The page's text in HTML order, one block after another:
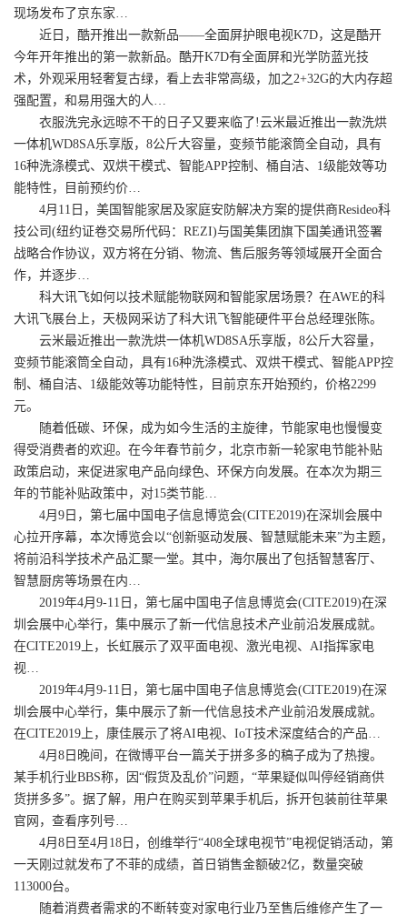
现场发布了京东家…
近日，酷开推出一款新品——全面屏护眼电视K7D，这是酷开
今年开年推出的第一款新品。酷开K7D有全面屏和光学防蓝光技
术，外观采用轻奢复古绿，看上去非常高级，加之2+32G的大内存超
强配置，和易用强大的人…
衣服洗完永远晾不干的日子又要来临了!云米最近推出一款洗烘
一体机WD8SA乐享版，8公斤大容量，变频节能滚筒全自动，具有
16种洗涤模式、双烘干模式、智能APP控制、桶自洁、1级能效等功
能特性，目前预约价…
4月11日，美国智能家居及家庭安防解决方案的提供商Resideo科
技公司(纽约证卷交易所代码：REZI)与国美集团旗下国美通讯签署
战略合作协议，双方将在分销、物流、售后服务等领域展开全面合
作，并逐步…
科大讯飞如何以技术赋能物联网和智能家居场景？在AWE的科
大讯飞展台上，天极网采访了科大讯飞智能硬件平台总经理张陈。
云米最近推出一款洗烘一体机WD8SA乐享版，8公斤大容量，
变频节能滚筒全自动，具有16种洗涤模式、双烘干模式、智能APP控
制、桶自洁、1级能效等功能特性，目前京东开始预约，价格2299
元。
随着低碳、环保，成为如今生活的主旋律，节能家电也慢慢变
得受消费者的欢迎。在今年春节前夕，北京市新一轮家电节能补贴
政策启动，来促进家电产品向绿色、环保方向发展。在本次为期三
年的节能补贴政策中，对15类节能…
4月9日，第七届中国电子信息博览会(CITE2019)在深圳会展中
心拉开序幕，本次博览会以“创新驱动发展、智慧赋能未来”为主题，
将前沿科学技术产品汇聚一堂。其中，海尔展出了包括智慧客厅、
智慧厨房等场景在内…
2019年4月9-11日，第七届中国电子信息博览会(CITE2019)在深
圳会展中心举行，集中展示了新一代信息技术产业前沿发展成就。
在CITE2019上，长虹展示了双平面电视、激光电视、AI指挥家电
视…
2019年4月9-11日，第七届中国电子信息博览会(CITE2019)在深
圳会展中心举行，集中展示了新一代信息技术产业前沿发展成就。
在CITE2019上，康佳展示了将AI电视、IoT技术深度结合的产品…
4月8日晚间，在微博平台一篇关于拼多多的稿子成为了热搜。
某手机行业BBS称，因“假货及乱价”问题，“苹果疑似叫停经销商供
货拼多多”。据了解，用户在购买到苹果手机后，拆开包装前往苹果
官网，查看序列号…
4月8日至4月18日，创维举行“408全球电视节”电视促销活动，第
一天刚过就发布了不菲的成绩，首日销售金额破2亿，数量突破
113000台。
随着消费者需求的不断转变对家电行业乃至售后维修产生了一